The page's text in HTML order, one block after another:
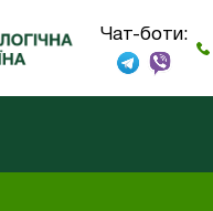
Чат-боти: